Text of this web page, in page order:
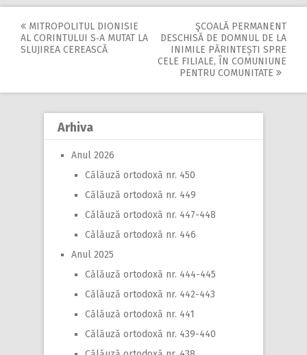
Post
MITROPOLITUL DIONISIE
AL CORINTULUI S‑A MUTAT LA
SLUJIREA CEREASCĂ
ŞCOALĂ PERMANENT
DESCHISĂ DE DOMNUL DE LA
INIMILE PĂRINTEȘTI SPRE
CELE FILIALE, ÎN COMUNIUNE
PENTRU COMUNITATE
Arhiva
Anul 2026
Călăuză ortodoxă nr. 450
Călăuză ortodoxă nr. 449
Călăuză ortodoxă nr. 447-448
Călăuză ortodoxă nr. 446
Anul 2025
Călăuză ortodoxă nr. 444-445
Călăuză ortodoxă nr. 442-443
Călăuză ortodoxă nr. 441
Călăuză ortodoxă nr. 439-440